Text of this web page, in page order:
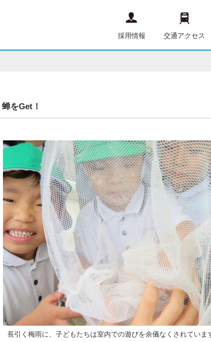
採用情報 交通アクセス
蝉をGet！
長引く梅雨に、子どもたちは室内での遊びを余儀なくされていま